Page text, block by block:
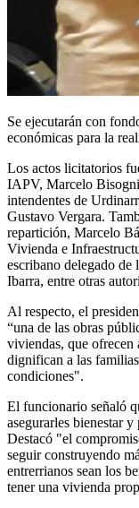
Se ejecutarán con
económicas para la
Los actos licitatorios
IAPV, Marcelo
intendentes de
Gustavo Vergara.
repartición, Marcelo
Vivienda e
escribano delegado
Ibarra, entre otras
Al respecto, el
“una de las obras
viviendas, que ofrecen
dignifican a las
condiciones".
El funcionario señaló
asegurarles bienestar
Destacó "el
seguir construyendo
entrerrianos sean los
tener una vivienda